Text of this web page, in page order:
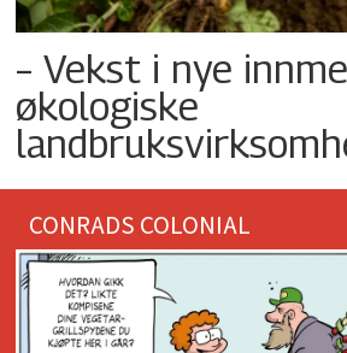
– Vekst i nye
økologiske
CONRADS COLONIAL